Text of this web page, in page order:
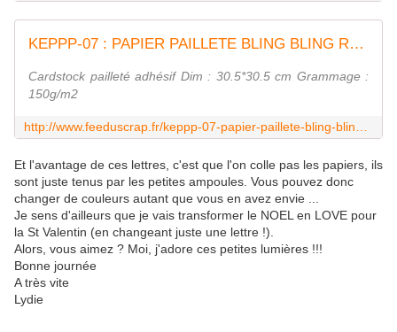
KEPPP-07 : PAPIER PAILLETE BLING BLING ROUGE Fée du Scrap
Cardstock pailleté adhésif Dim : 30.5*30.5 cm Grammage :
150g/m2
Et l'avantage de ces lettres, c'est que l'on colle pas les papiers, ils
sont juste tenus par les petites ampoules. Vous pouvez donc
changer de couleurs autant que vous en avez envie ...
Je sens d'ailleurs que je vais transformer le NOEL en LOVE pour
la St Valentin (en changeant juste une lettre !).
Alors, vous aimez ? Moi, j'adore ces petites lumières !!!
Bonne journée
A très vite
Lydie